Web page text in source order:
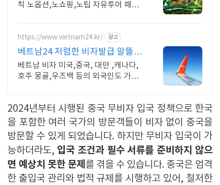
칙 노옵션,노쇼핑,노팁 자유투어 패키
https://www.vietnam24.kr/ 광고
베트남24 저렴한 비자발급 알뜰한
비용으로
베트남 비자 미국,중국, 대만 ,캐나다,
호주 몽골,우즈백 등의 외국인도 가능
2024년부터 시행된 중국 무비자 입국 정책으로 한국
을 포함한 여러 국가의 방문객들이 비자 없이 중국을
방문할 수 있게 되었습니다. 하지만 무비자 입국이 가
능하더라도, 입국 조건과 필수 서류를 준비하지 않으
면 예상치 못한 문제 를 겪을 수 있습니다. 중국은 엄격
한 출입국 관리와 법적 규제를 시행하고 있어, 철저한